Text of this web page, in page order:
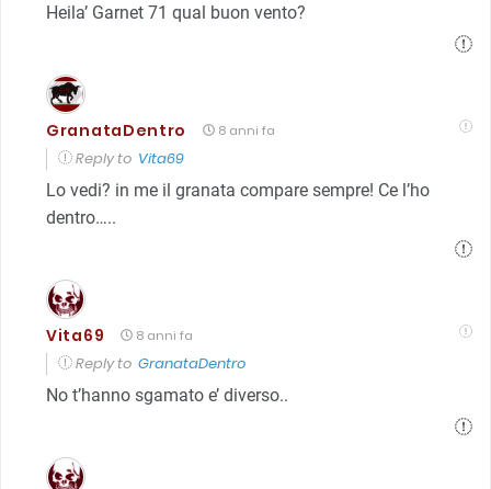
Heila’ Garnet 71 qual buon vento?
GranataDentro 8 anni fa
Reply to Vita69
Lo vedi? in me il granata compare sempre! Ce l’ho
dentro…..
Vita69 8 anni fa
Reply to GranataDentro
No t’hanno sgamato e’ diverso..